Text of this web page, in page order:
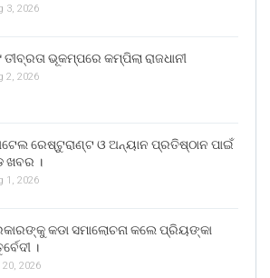
3, 2026
ତୀବ୍ରତା ଭୂକମ୍ପରେ କମ୍ପିଲା ରାଜଧାନୀ
2, 2026
ରେଷ୍ଟୁରାଣ୍ଟ ଓ ଅନ୍ୟାନ ପ୍ରତିଷ୍ଠାନ ପାଇଁ
ଖବର ।
1, 2026
କଡା ସମାଲୋଚନା କଲେ ପ୍ରିୟଙ୍କା
।
2026